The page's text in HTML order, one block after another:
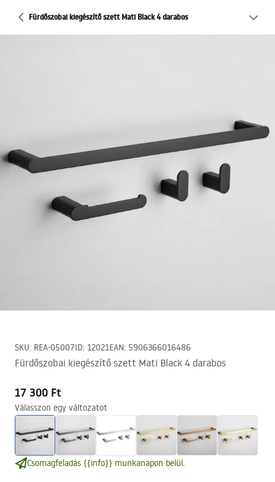
Fürdőszobai kiegészítő szett Mati Black 4 darabos
SKU: REA-05007ID: 12021EAN: 5906366016486
Fürdőszobai kiegészítő szett Mati Black 4 darabos
17 300 Ft
Válasszon egy változatot
Csomagfeladás {{info}} munkanapon belül.